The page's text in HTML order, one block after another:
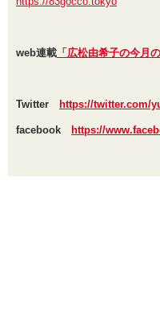
web連載 「広松由希子の今月
Twitter https://twitter.com/
facebook https://